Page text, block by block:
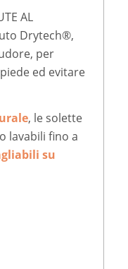
AL
Drytech®,
per
ed evitare
, le solette
lavabili fino a
su